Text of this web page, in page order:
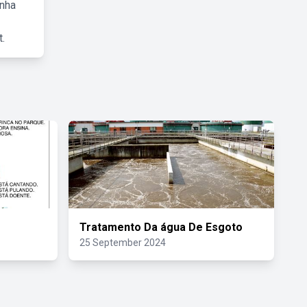
Tratamento Da água De Esgoto
25 September 2024